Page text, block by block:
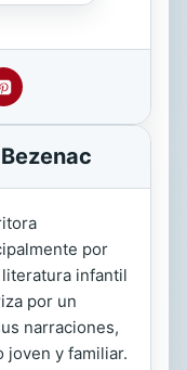
por
infantil
por un
narraciones,
joven y familiar.